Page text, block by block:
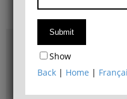
Access & maps
Philosophy
Show
Back | Home |